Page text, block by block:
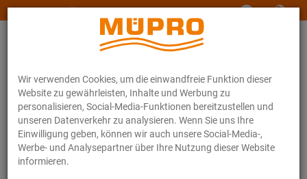
Wir verwenden Cookies, um die einwandfreie Funktion dieser
Website zu gewährleisten, Inhalte und Werbung zu
personalisieren, Social-Media-Funktionen bereitzustellen und
unseren Datenverkehr zu analysieren. Wenn Sie uns Ihre
Einwilligung geben, können wir auch unsere Social-Media-,
Werbe- und Analysepartner über Ihre Nutzung dieser Website
informieren.
www.muepro-maritim.com
Online-Katalog Befestigungstechnik
Installationsschienen
MPT-Tragprofil Q80